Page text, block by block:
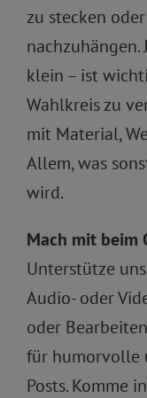
zu stecken
nachzuhängen.
klein – ist
Wahlkreis zu
mit Material,
Allem, was
wird.
Mach mit beim
Unterstütze
Audio- oder
oder
für humorvolle
Posts. Komme